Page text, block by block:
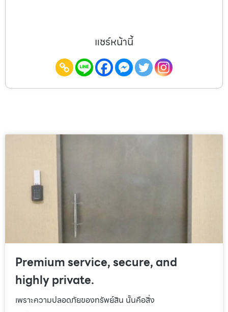
แชร์หน้านี้
Premium service, secure, and
highly private.
เพราะความปลอดภัยของทรัพย์สิน นั้นคือสิ่ง